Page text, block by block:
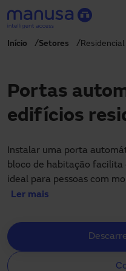
Passar para o conteúdo
Projetos
Blog
Sobre nós
+351 214 787 270
portugal@manusa.com
Início Setores Residencial
Portas
edifícios
Instalar uma porta
bloco de habitação facilita
ideal para pessoas com
famílias com carrinhos de
puxadores ou empurrar
trânsito confortável e
As portas automáticas
Ler mais